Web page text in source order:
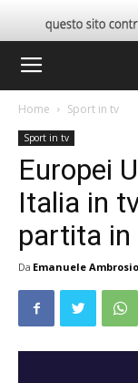
Home Sport in tv
Sport in tv
Europei
Italia in
partita in
Da Emanuele Ambrosio